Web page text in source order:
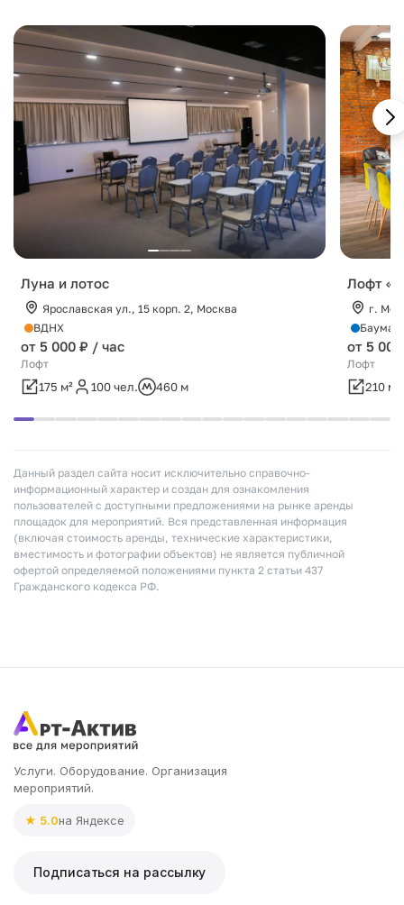
Луна и лотос
Ярославская ул., 15 корп. 2, Москва
ВДНХ
от 5 000 ₽ / час
Лофт
175 м² 100 чел. 460 м
Лофт
г.
от 5
Лофт
210 м²
Данный раздел сайта носит исключительно справочно-
информационный характер и создан для ознакомления
пользователей с доступными предложениями на рынке аренды
площадок для мероприятий. Вся представленная информация
(включая стоимость аренды, технические характеристики,
вместимость и фотографии объектов) не является публичной
офертой определяемой положениями пункта 2 статьи 437
Гражданского кодекса РФ.
Услуги. Оборудование. Организация
мероприятий.
★ 5.0на Яндексе
Подписаться на рассылку